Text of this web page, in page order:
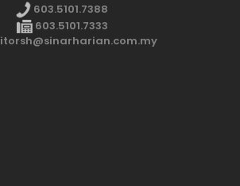
603.5101.7388
603.5101.7333